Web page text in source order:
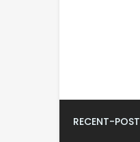
RECENT-POST